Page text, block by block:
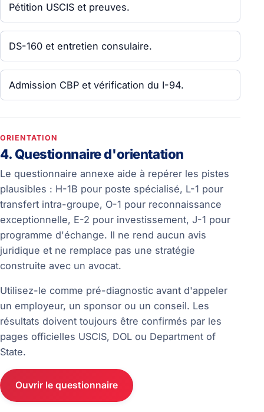
Pétition USCIS et preuves.
DS-160 et entretien consulaire.
Admission CBP et vérification du I-94.
ORIENTATION
4. Questionnaire d'orientation
Le questionnaire annexe aide à repérer les pistes
plausibles : H-1B pour poste spécialisé, L-1 pour
transfert intra-groupe, O-1 pour reconnaissance
exceptionnelle, E-2 pour investissement, J-1 pour
programme d'échange. Il ne rend aucun avis
juridique et ne remplace pas une stratégie
construite avec un avocat.
Utilisez-le comme pré-diagnostic avant d'appeler
un employeur, un sponsor ou un conseil. Les
résultats doivent toujours être confirmés par les
pages officielles USCIS, DOL ou Department of
State.
Ouvrir le questionnaire